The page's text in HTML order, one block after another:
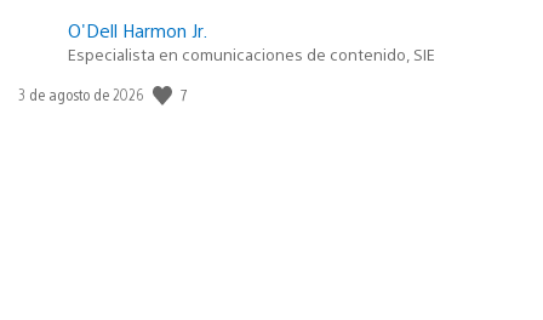
O'Dell Harmon Jr.
Especialista en comunicaciones de contenido, SIE
Fecha
3 de agosto de 2026 7